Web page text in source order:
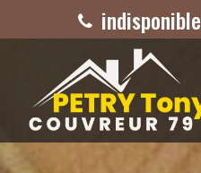
indisponible